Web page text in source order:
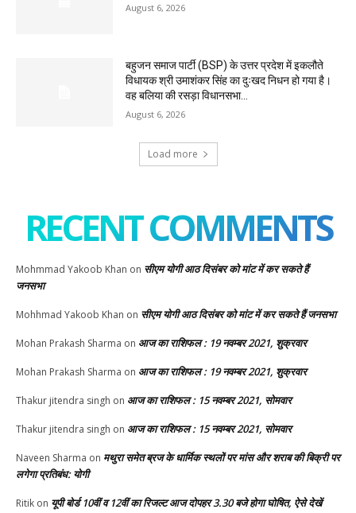
August 6, 2026
बहुजन समाज पार्टी (BSP) के उत्तर प्रदेश में इकलौते
विधायक श्री उमाशंकर सिंह का दुःखद निधन हो गया है।
वह बलिया की रसड़ा विधानसभा...
August 6, 2026
Load more
RECENT COMMENTS
Mohmmad Yakoob Khan on सीएम योगी आठ दिसंबर को मांट में कर सकते हैं
जनसभा
Mohhmad Yakoob Khan on सीएम योगी आठ दिसंबर को मांट में कर सकते हैं जनसभा
Mohan Prakash Sharma on आज का राशिफल : 19 नवम्बर 2021, शुक्रवार
Mohan Prakash Sharma on आज का राशिफल : 19 नवम्बर 2021, शुक्रवार
Thakur jitendra singh on आज का राशिफल : 15 नवम्बर 2021, सोमवार
Thakur jitendra singh on आज का राशिफल : 15 नवम्बर 2021, सोमवार
Naveen Sharma on मथुरा समेत ब्रज के धार्मिक स्थलों पर मांस और शराब की बिक्री पर
लगेगा प्रतिबंध: योगी
Ritik on यूपी बोर्ड 10वीं व 12वीं का रिजल्ट आज दोपहर 3.30 बजे होगा घोषित, ऐसे देखें